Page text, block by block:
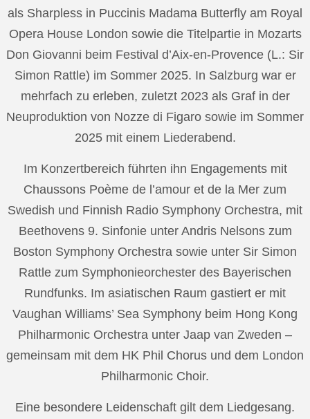
als Sharpless in Puccinis Madama Butterfly am Royal
Opera House London sowie die Titelpartie in Mozarts
Don Giovanni beim Festival d’Aix-en-Provence (L.: Sir
Simon Rattle) im Sommer 2025. In Salzburg war er
mehrfach zu erleben, zuletzt 2023 als Graf in der
Neuproduktion von Nozze di Figaro sowie im Sommer
2025 mit einem Liederabend.
Im Konzertbereich führten ihn Engagements mit
Chaussons Poème de l’amour et de la Mer zum
Swedish und Finnish Radio Symphony Orchestra, mit
Beethovens 9. Sinfonie unter Andris Nelsons zum
Boston Symphony Orchestra sowie unter Sir Simon
Rattle zum Symphonieorchester des Bayerischen
Rundfunks. Im asiatischen Raum gastiert er mit
Vaughan Williams’ Sea Symphony beim Hong Kong
Philharmonic Orchestra unter Jaap van Zweden –
gemeinsam mit dem HK Phil Chorus und dem London
Philharmonic Choir.
Eine besondere Leidenschaft gilt dem Liedgesang.